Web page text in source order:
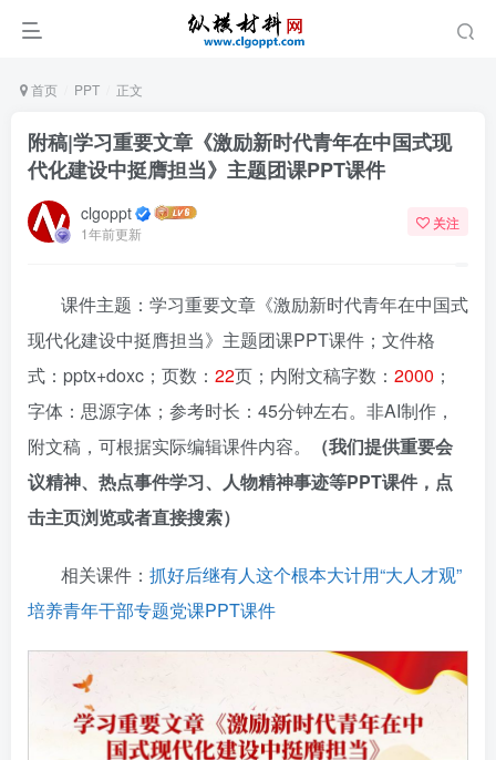
首页 PPT 正文
附稿|学习重要文章《激励新时代青年在中国式现
代化建设中挺膺担当》主题团课PPT课件
clgoppt
1年前更新
关注
课件主题：学习重要文章《激励新时代青年在中国式
现代化建设中挺膺担当》主题团课PPT课件；文件格
式：pptx+doxc；页数： 22页；内附文稿字数： 2000 ；
字体：思源字体；参考时长：45分钟左右。非AI制作，
附文稿，可根据实际编辑课件内容。
（我们提供重要会
议精神、热点事件学习、人物精神事迹等PPT课件，点
击主页浏览或者直接搜索）
相关课件： 抓好后继有人这个根本大计用“大人才观”
培养青年干部专题党课PPT课件